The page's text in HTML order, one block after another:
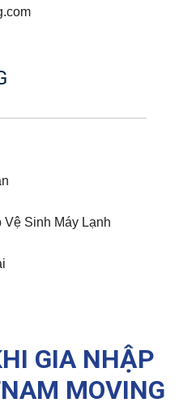
Vệ Sinh Máy Lạnh
GIA NHẬP
MOVING